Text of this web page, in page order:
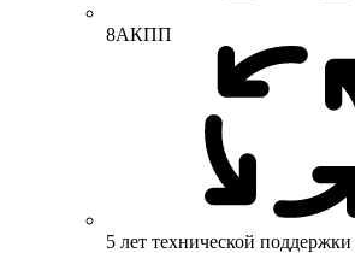
8АКПП
5 лет технической поддержки